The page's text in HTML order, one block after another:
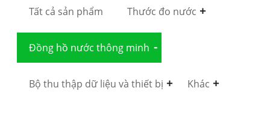
Tất cả sản phẩm Thước đo nước
Đồng hồ nước thông minh
Bộ thu thập dữ liệu và thiết bị Khác